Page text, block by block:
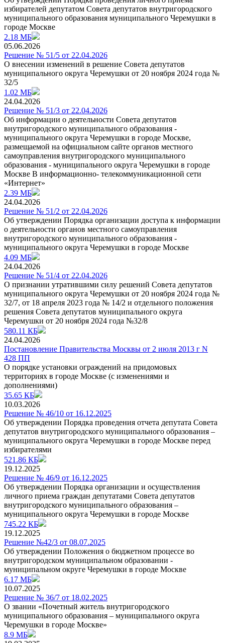
избирателей депутатом Совета депутатов внутригородского
муниципального образования муниципального Черемушки в
городе Москве
2.18 МБ
05.06.2026
Решение № 51/5 от 22.04.2026
О внесении изменений в решение Совета депутатов
муниципального округа Черемушки от 20 ноября 2024 года №
32/5
1.02 МБ
24.04.2026
Решение № 51/3 от 22.04.2026
Об информации о деятельности Совета депутатов
внутригородского муниципального образования -
муниципального округа Черемушки в городе Москве,
размещаемой на официальном сайте органов местного
самоуправления внутригородского муниципального
образования - муниципального округа Черемушки в городе
Москве B информационно- телекоммуникационной сети
«Интернет»
2.39 МБ
24.04.2026
Решение № 51/2 от 22.04.2026
Об утверждении Порядка организации доступа к информации
о деятельности органов местного самоуправления
внутригородского муниципального образования -
муниципального округа Черемушки в городе Москве
4.09 МБ
24.04.2026
Решение № 51/4 от 22.04.2026
О признании утратившими силу решений Совета депутатов
муниципального округа Черемушки от 20 ноября 2024 года №
32/7, от 18 апреля 2023 года № 14/2 и отдельного положения
решения Совета депутатов муниципального округа
Черемушки от 20 ноября 2024 года №32/8
580.11 КБ
24.04.2026
Постановление Правительства Москвы от 2 июля 2013 г N
428 ПП
О порядке установки ограждений на придомовых
территориях в городе Москве (с изменениями и
дополнениями)
35.65 КБ
10.03.2026
Решение № 46/10 от 16.12.2025
Об утверждении Порядка проведения отчета депутата Совета
депутатов внутригородского муниципального образования –
муниципального округа Черемушки в городе Москве перед
избирателями
521.86 КБ
19.12.2025
Решение № 46/9 от 16.12.2025
Об утверждении Порядка организации и осуществления
личного приема граждан депутатами Совета депутатов
внутригородского муниципального образования –
муниципального округа Черемушки в городе Москве
745.22 КБ
19.12.2025
Решение №42/3 от 08.07.2025
Об утверждении Положения о бюджетном процессе во
внутригородском муниципальном образовании -
муниципальном округе Черемушки в городе Москве
6.17 МБ
10.07.2025
Решение № 36/7 от 18.02.2025
О звании «Почетный житель внутригородского
муниципального образования – муниципального округа
Черемушки в городе Москве»
8.9 МБ